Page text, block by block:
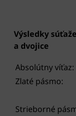
Výsledky
a dvojice
Absolútny víťaz:
Zlaté pásmo:
Strieborné